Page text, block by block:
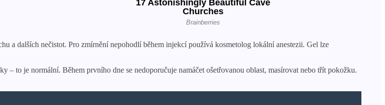
a dalších nečistot. Pro zmírnění nepohodlí během injekcí používá kosmetolog lokální anestezii. Gel lze
to je normální. Během prvního dne se nedoporučuje namáčet ošetřovanou oblast, masírovat nebo třít pokožku.